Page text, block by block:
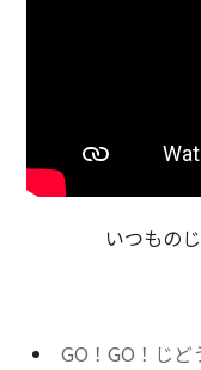
いつもの
GO！GO！じど